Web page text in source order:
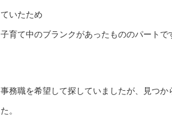
ていたため
子育て中のブランクがあったもののパートで
事務職を希望して探していましたが、見つ
た。